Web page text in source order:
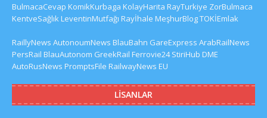
BulmacaCevap KomikKurbaga KolayHarita RayTurkiye ZorBulmaca
KentveSağlıkLeventinMutfağı Rayİhale MeşhurBlogTOKİEmlak
RaillyNews AutonoumNews BlauBahn GareExpress ArabRailNews
PersRail BlauAutonom GreekRail Ferrovie24 StiriHub DME
AutoRusNews PromptsFile RailwayNews EU
LISANLAR